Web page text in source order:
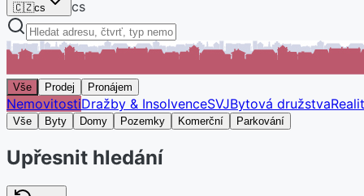
🇨🇿cs cs
Vše Prodej Pronájem
NemovitostiDražby & InsolvenceSVJBytová družstva
Vše Byty Domy Pozemky Komerční Parkování
Upřesnit hledání